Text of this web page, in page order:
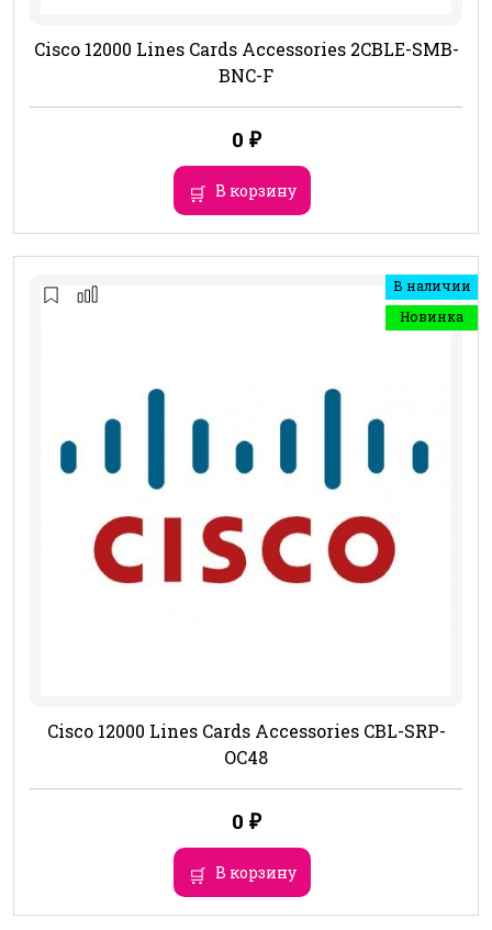
Cisco 12000 Lines Cards Accessories 2CBLE-SMB-
BNC-F
0 ₽
В корзину
В наличии
Новинка
Cisco 12000 Lines Cards Accessories CBL-SRP-
OC48
0 ₽
В корзину